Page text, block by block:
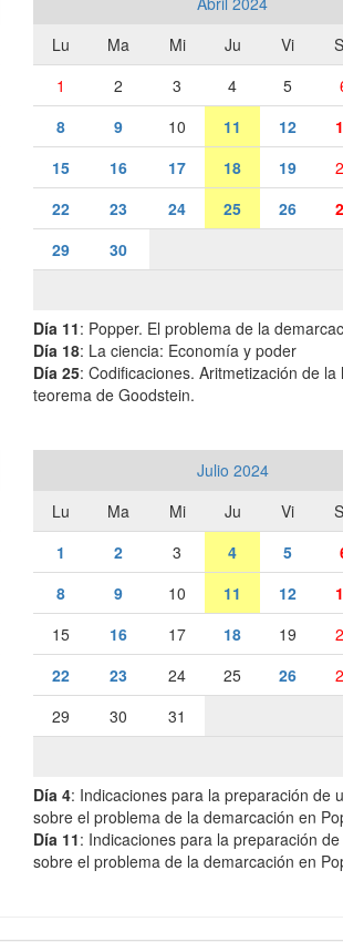
Lu
Ma Mi Ju Vi
1
2 3 4 5
8
9 10 11 12
15
16 17 18 19
22
23 24 25 26
29
30
Día 11: Popper. El problema de la
Día 18: La ciencia: Economía y poder
Día 25: Codificaciones. Aritmetización de la
teorema de Goodstein.
Julio 2024
Lu
Ma Mi Ju Vi
1
2 3 4 5
8
9 10 11 12
15
16 17 18 19
22
23 24 25 26
29
30 31
Día 4: Indicaciones para la preparación de
sobre el problema de la demarcación en
Día 11: Indicaciones para la preparación
sobre el problema de la demarcación en